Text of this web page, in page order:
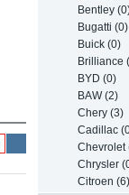
фо
Bentley
Bugatti (0)
Buick (0)
Brilliance
BYD (0)
BAW (2)
Chery (3)
Cadillac
Chevrolet
Chrysler
Citroen (6)